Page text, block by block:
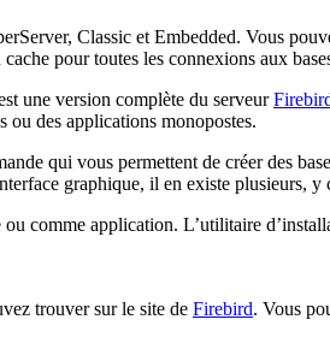
Classic et Embedded. Vous
pour toutes les connexions aux
une version complète du serveur
ou des applications monopostes.
qui vous permettent de créer des
graphique, il en existe plusieurs,
ou comme application. L’utilitaire
trouver sur le site de Firebird. Vous